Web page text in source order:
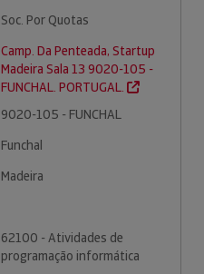
Soc. Por Quotas
Camp. Da Penteada, Startup
Madeira Sala 13 9020-105 -
FUNCHAL. PORTUGAL.
9020-105 - FUNCHAL
Funchal
Madeira
62100 - Atividades de
programação informática